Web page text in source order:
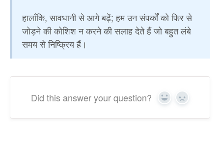
हालाँकि, सावधानी से आगे बढ़ें; हम उन संपर्कों को फिर से
जोड़ने की कोशिश न करने की सलाह देते हैं जो बहुत लंबे
समय से निष्क्रिय हैं।
Did this answer your question? Yes No